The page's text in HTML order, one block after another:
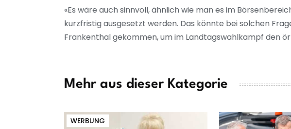
«Es wäre auch sinnvoll, ähnlich wie man es im
kurzfristig ausgesetzt werden. Das könnte bei solchen
Frankenthal gekommen, um im Landtagswahlkampf den
Mehr aus dieser Kategorie
WERBUNG